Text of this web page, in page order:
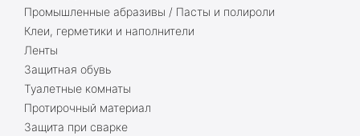
Промышленные абразивы / Пасты и полироли
Клеи, герметики и наполнители
Ленты
Защитная обувь
Туалетные комнаты
Протирочный материал
Защита при сварке